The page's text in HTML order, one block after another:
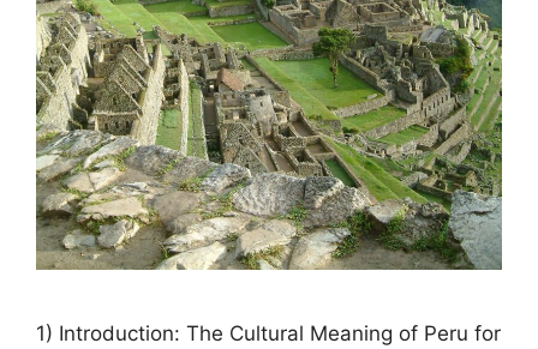
1) Introduction: The Cultural Meaning of Peru for